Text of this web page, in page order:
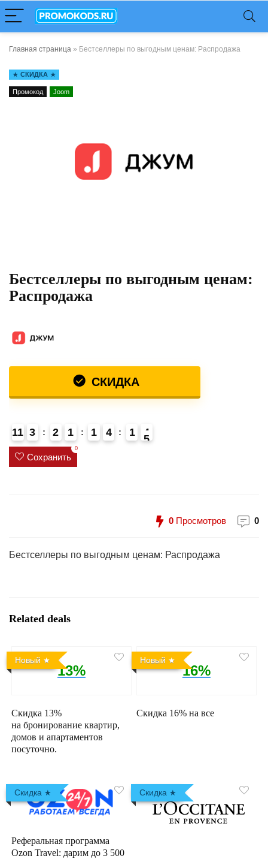
Главная страница » Бестселлеры по выгодным ценам: Распродажа
СКИДКА
Промокод Joom
Бестселлеры по выгодным ценам:
Распродажа
СКИДКА
11 3 2 1 1 4 1
4
5
Сохранить
0
0 Просмотров 0
Бестселлеры по выгодным ценам: Распродажа
Related deals
Новый
13%
Скидка 13%
на бронирование квартир,
домов и апартаментов
посуточно.
Новый
16%
Скидка 16% на все
Скидка
Реферальная программа
Ozon Travel: дарим до 3 500
Скидка